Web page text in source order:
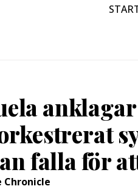
falla för
Chronicle